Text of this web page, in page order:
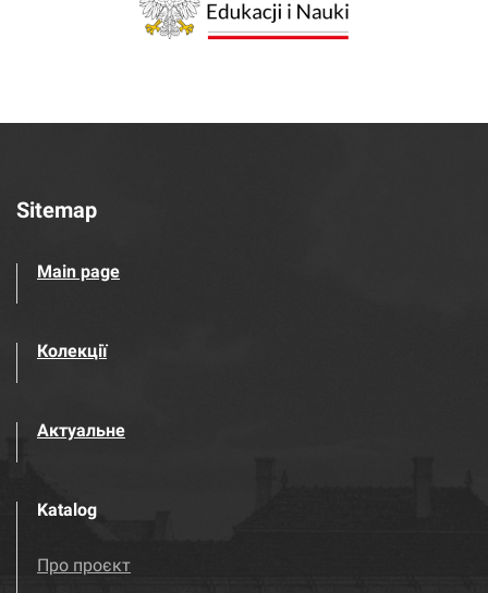
Sitemap
Main page
Колекції
Актуальне
Katalog
Про проєкт